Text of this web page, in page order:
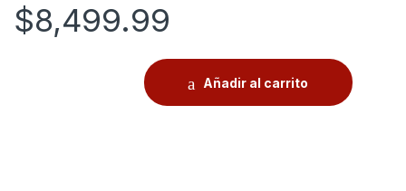
$8,499.99
Añadir al carrito